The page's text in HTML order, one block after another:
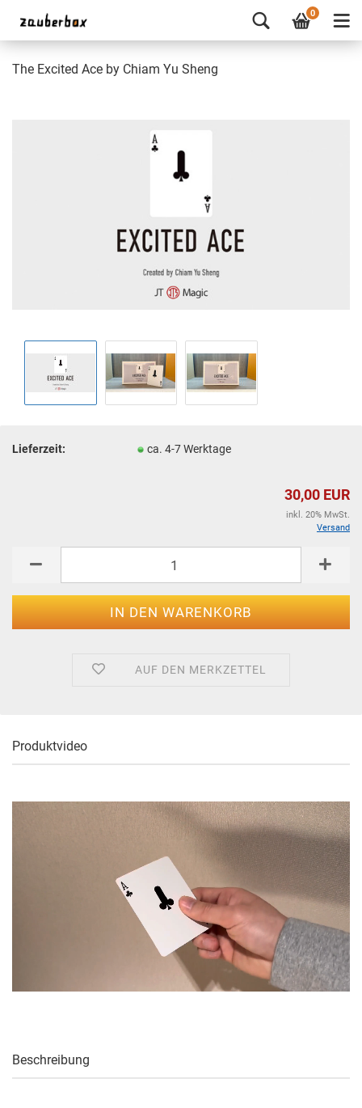
0
The Excited Ace by Chiam Yu Sheng
Lieferzeit: ca. 4-7 Werktage
30,00 EUR
inkl. 20% MwSt.
Versand
AUF DEN MERKZETTEL
Produktvideo
Beschreibung